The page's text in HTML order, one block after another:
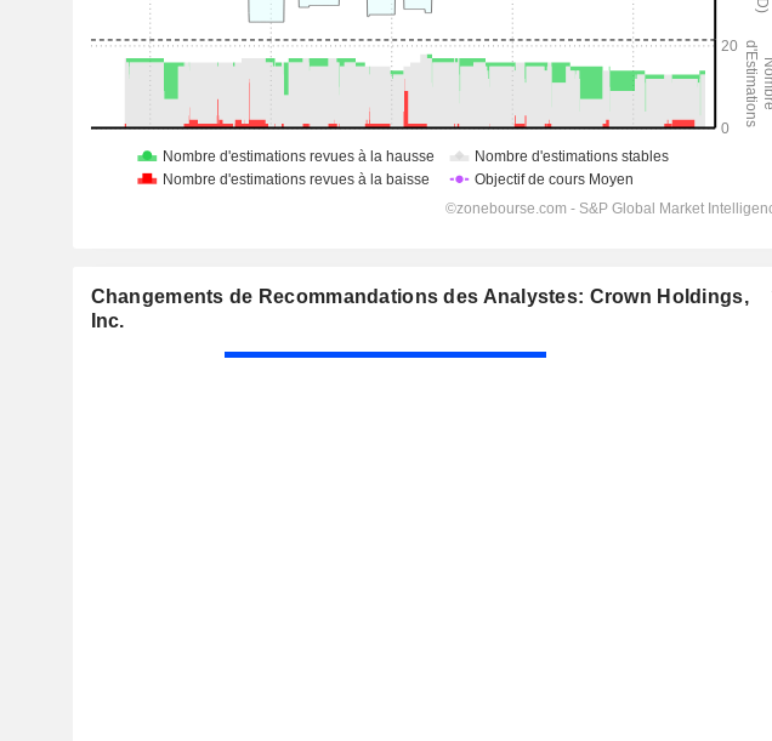
Changements de Recommandations des Analystes: Crown Holdings,
Inc.